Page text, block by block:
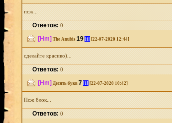
псж...
Ответов:0
[Hm] The Anubis 19 [i] [22-07-2020 12:44]
сделайте красиво)...
Ответов:0
[Hm] Десять букв 7 [i] [22-07-2020 10:42]
Псж блок...
Ответов:0